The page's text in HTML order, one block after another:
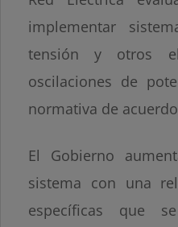
implementar
tensión y otros
oscilaciones de
normativa de
El Gobierno
sistema con una
específicas que